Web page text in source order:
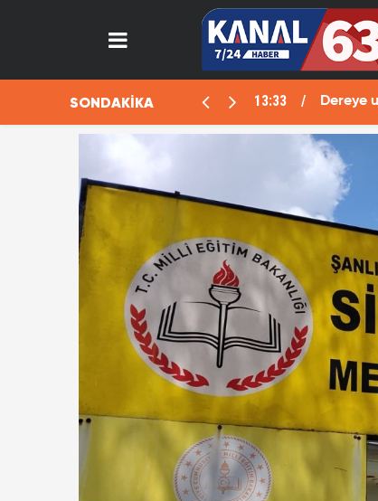
SONDAKİKA
"Ölü" planı deşifre oldu 13:29